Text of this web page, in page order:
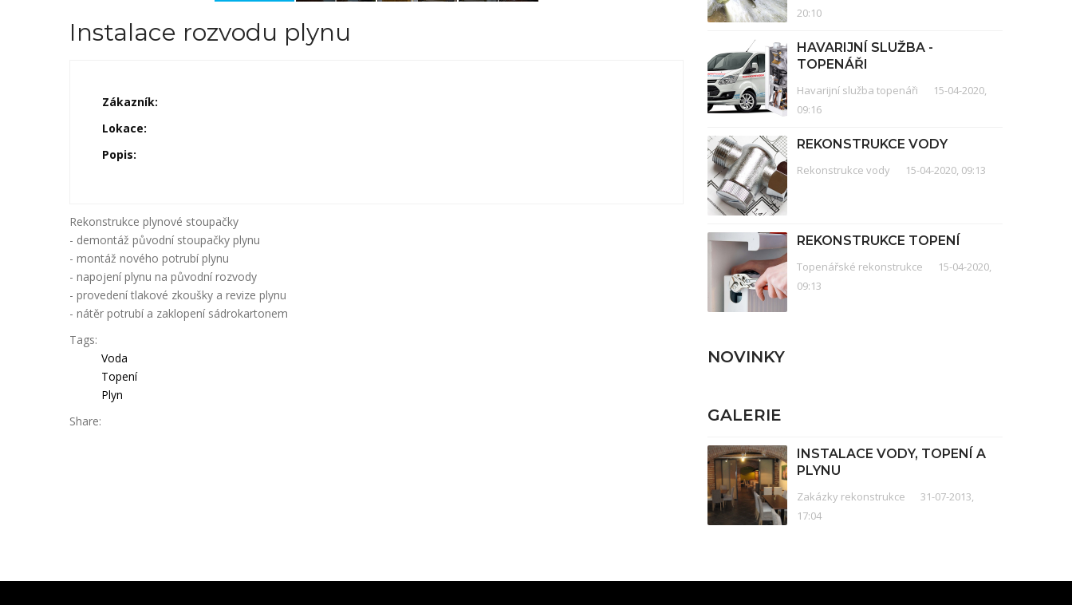
Instalace rozvodu plynu
Zákazník:
Lokace:
Popis:
Rekonstrukce plynové stoupačky
- demontáž původní stoupačky plynu
- montáž nového potrubí plynu
- napojení plynu na původní rozvody
- provedení tlakové zkoušky a revize plynu
- nátěr potrubí a zaklopení sádrokartonem
Tags:
Voda
Topení
Plyn
Share:
20:10
HAVARIJNÍ SLUŽBA -
TOPENÁŘI
Havarijní služba topenáři
15-04-2020,
09:16
REKONSTRUKCE VODY
Rekonstrukce vody 15-04-2020, 09:13
REKONSTRUKCE TOPENÍ
Topenářské rekonstrukce
15-04-2020,
09:13
NOVINKY
GALERIE
INSTALACE VODY, TOPENÍ A
PLYNU
Zakázky rekonstrukce
31-07-2013,
17:04